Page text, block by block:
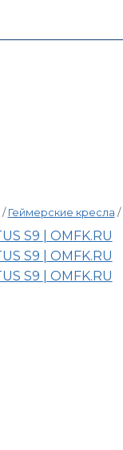
/ Геймерские кресла /